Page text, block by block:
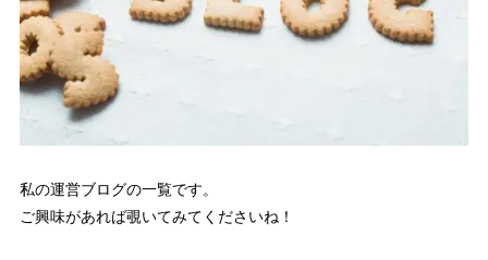
私の運営ブログの一覧です。
ご興味があれば覗いてみてくださいね！